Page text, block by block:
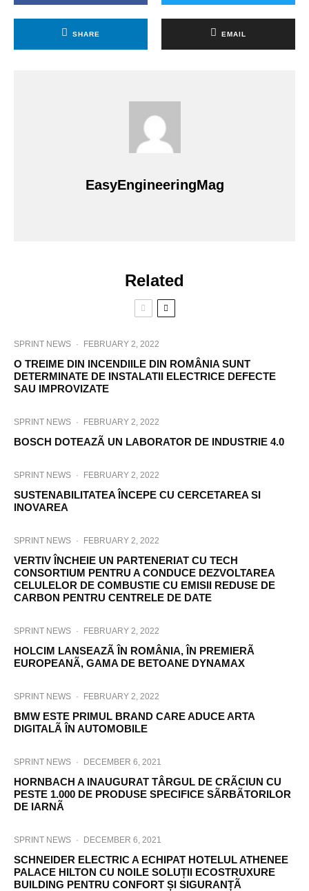
SHARE EMAIL
EasyEngineeringMag
Related
SPRINT NEWS · FEBRUARY 2, 2022
O TREIME DIN INCENDIILE DIN ROMÂNIA SUNT
DETERMINATE DE INSTALATII ELECTRICE DEFECTE
SAU IMPROVIZATE
SPRINT NEWS · FEBRUARY 2, 2022
BOSCH DOTEAZÃ UN LABORATOR DE INDUSTRIE 4.0
SPRINT NEWS · FEBRUARY 2, 2022
SUSTENABILITATEA ÎNCEPE CU CERCETAREA SI
INOVAREA
SPRINT NEWS · FEBRUARY 2, 2022
VERTIV ÎNCHEIE UN PARTENERIAT CU TECH
CONSORTIUM PENTRU A CONDUCE DEZVOLTAREA
CELULELOR DE COMBUSTIE CU EMISII REDUSE DE
CARBON PENTRU CENTRELE DE DATE
SPRINT NEWS · FEBRUARY 2, 2022
HOLCIM LANSEAZÃ ÎN ROMÂNIA, ÎN PREMIERÃ
EUROPEANÃ, GAMA DE BETOANE DYNAMAX
SPRINT NEWS · FEBRUARY 2, 2022
BMW ESTE PRIMUL BRAND CARE ADUCE ARTA
DIGITALÃ ÎN AUTOMOBILE
SPRINT NEWS · DECEMBER 6, 2021
HORNBACH A INAUGURAT TÂRGUL DE CRÃCIUN CU
PESTE 1.000 DE PRODUSE SPECIFICE SÃRBÃTORILOR
DE IARNÃ
SPRINT NEWS · DECEMBER 6, 2021
SCHNEIDER ELECTRIC A ECHIPAT HOTELUL ATHENEE
PALACE HILTON CU NOILE SOLUȚII ECOSTRUXURE
BUILDING PENTRU CONFORT ȘI SIGURANȚÃ